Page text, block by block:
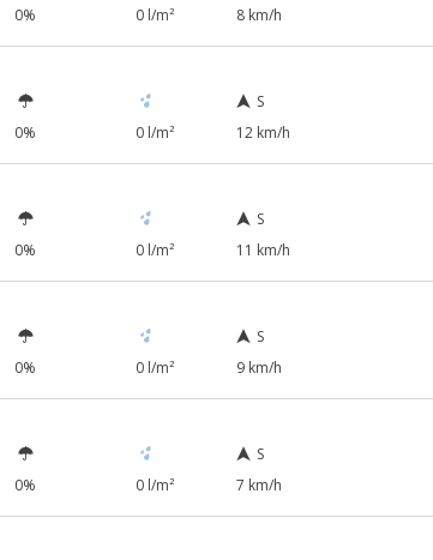
0% 0 l/m²
8 km/h
0% 0 l/m²
S
12 km/h
0% 0 l/m²
S
11 km/h
0% 0 l/m²
S
9 km/h
0% 0 l/m²
S
7 km/h